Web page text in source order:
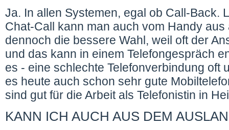
Ja. In allen Systemen, egal ob Call-Back.
Chat-Call kann man auch vom Handy
dennoch die bessere Wahl, weil oft der
und das kann in einem Telefongespräch
es - eine schlechte Telefonverbindung
es heute auch schon sehr gute
sind gut für die Arbeit als Telefonistin in
KANN ICH AUCH AUS DEM